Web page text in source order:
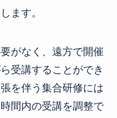
ます。
がなく、遠方で開催
受講することができ
を伴う集合研修には
間内の受講を調整で